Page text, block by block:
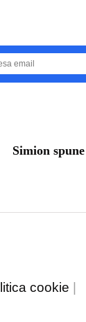
Simion
cookie |